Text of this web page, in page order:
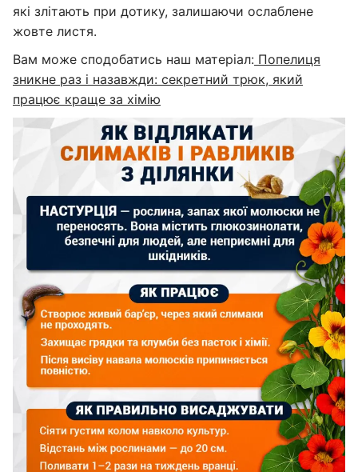
які злітають при дотику, залишаючи ослаблене
жовте листя.
Вам може сподобатись наш матеріал: Попелиця
зникне раз і назавжди: секретний трюк, який
працює краще за хімію